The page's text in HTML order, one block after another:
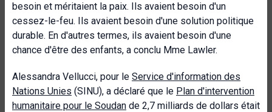
besoin et méritaient la paix. Ils avaient besoin d'un
cessez-le-feu. Ils avaient besoin d'une solution politique
durable. En d'autres termes, ils avaient besoin d'une
chance d'être des enfants, a conclu Mme Lawler.
Alessandra Vellucci, pour le Service d'information des
Nations Unies (SINU), a déclaré que le Plan d'intervention
humanitaire pour le Soudan de 2,7 milliards de dollars était